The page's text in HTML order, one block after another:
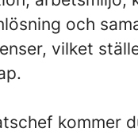
och
vilket
kommer